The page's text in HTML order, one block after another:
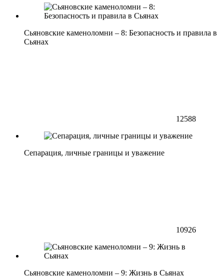
Сьяновские каменоломни – 8: Безопасность и правила в
Сьянах
12588
Сепарация, личные границы и уважение
10926
Сьяновские каменоломни – 9: Жизнь в Сьянах